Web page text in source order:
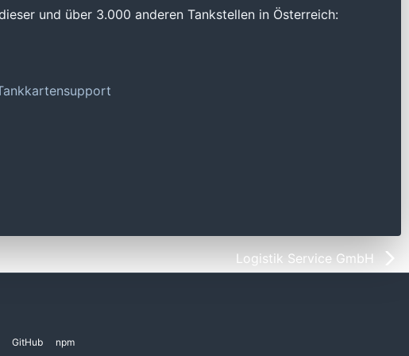
und über 3.000 anderen Tankstellen in Österreich:
Logistik Service GmbH
GitHub npm